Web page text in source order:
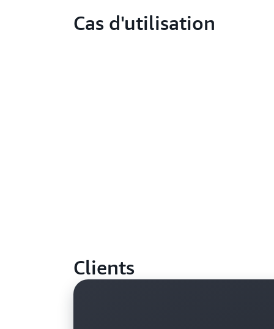
Cas d'utilisation
Clients